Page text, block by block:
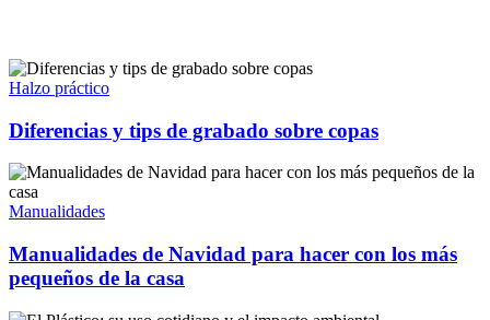
Halzo práctico
Diferencias y tips de grabado sobre copas
Manualidades
Manualidades de Navidad para hacer con los más
pequeños de la casa